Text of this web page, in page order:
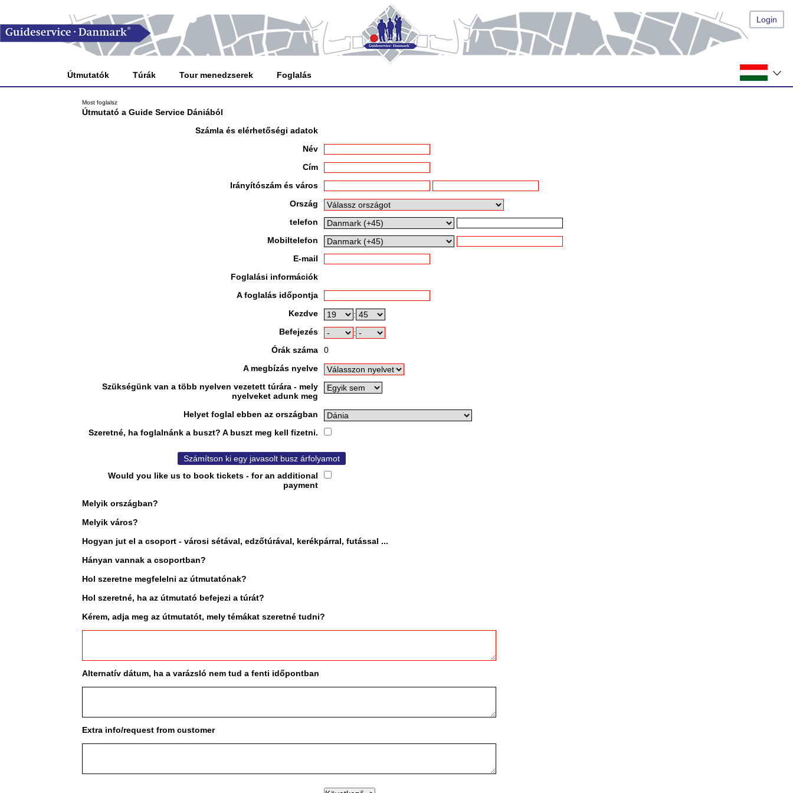
Login
Útmutatók Túrák Tour menedzserek Foglalás
Most foglalsz
Útmutató a Guide Service Dániából
Számla és elérhetőségi adatok
Név
Cím
Irányítószám és város
Ország
telefon
Mobiltelefon
E-mail
Foglalási információk
A foglalás időpontja
Kezdve
:
Befejezés
:
Órák száma
0
A megbízás nyelve
Szükségünk van a több nyelven vezetett túrára - mely
nyelveket adunk meg
Helyet foglal ebben az országban
Szeretné, ha foglalnánk a buszt? A buszt meg kell fizetni.
Számítson ki egy javasolt busz árfolyamot
Would you like us to book tickets - for an additional
payment
Melyik országban?
Melyik város?
Hogyan jut el a csoport - városi sétával, edzőtúrával, kerékpárral, futással ...
Hányan vannak a csoportban?
Hol szeretne megfelelni az útmutatónak?
Hol szeretné, ha az útmutató befejezi a túrát?
Kérem, adja meg az útmutatót, mely témákat szeretné tudni?
Alternatív dátum, ha a varázsló nem tud a fenti időpontban
Extra info/request from customer